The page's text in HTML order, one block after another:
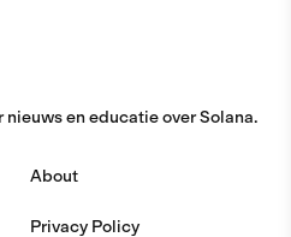
nieuws en educatie over Solana.
About
Privacy Policy